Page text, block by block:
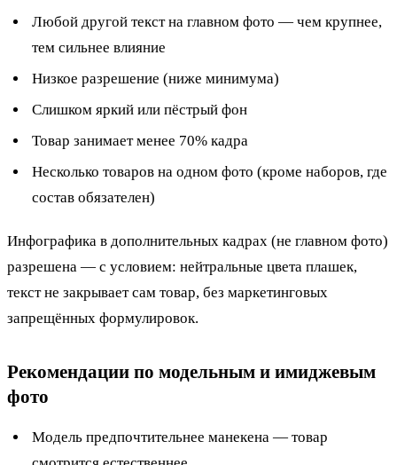
Любой другой текст на главном фото — чем крупнее,
тем сильнее влияние
Низкое разрешение (ниже минимума)
Слишком яркий или пёстрый фон
Товар занимает менее 70% кадра
Несколько товаров на одном фото (кроме наборов, где
состав обязателен)
Инфографика в дополнительных кадрах (не главном фото)
разрешена — с условием: нейтральные цвета плашек,
текст не закрывает сам товар, без маркетинговых
запрещённых формулировок.
Рекомендации по модельным и имиджевым
фото
Модель предпочтительнее манекена — товар